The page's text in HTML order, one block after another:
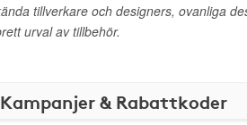
tillverkare och designers, ovanliga
urval av tillbehör.
Kampanjer & Rabattkoder